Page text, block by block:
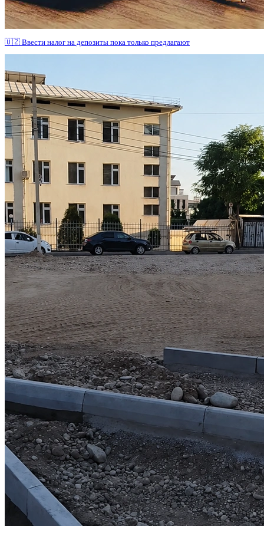
🇺🇿 Ввести налог на депозиты пока только предлагают